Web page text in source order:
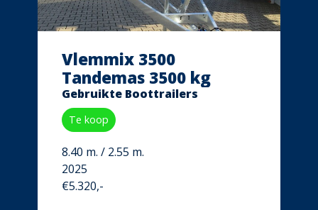
Vlemmix 3500
Tandemas 3500 kg
Gebruikte Boottrailers
Te koop
8.40 m. / 2.55 m.
2025
€5.320,-